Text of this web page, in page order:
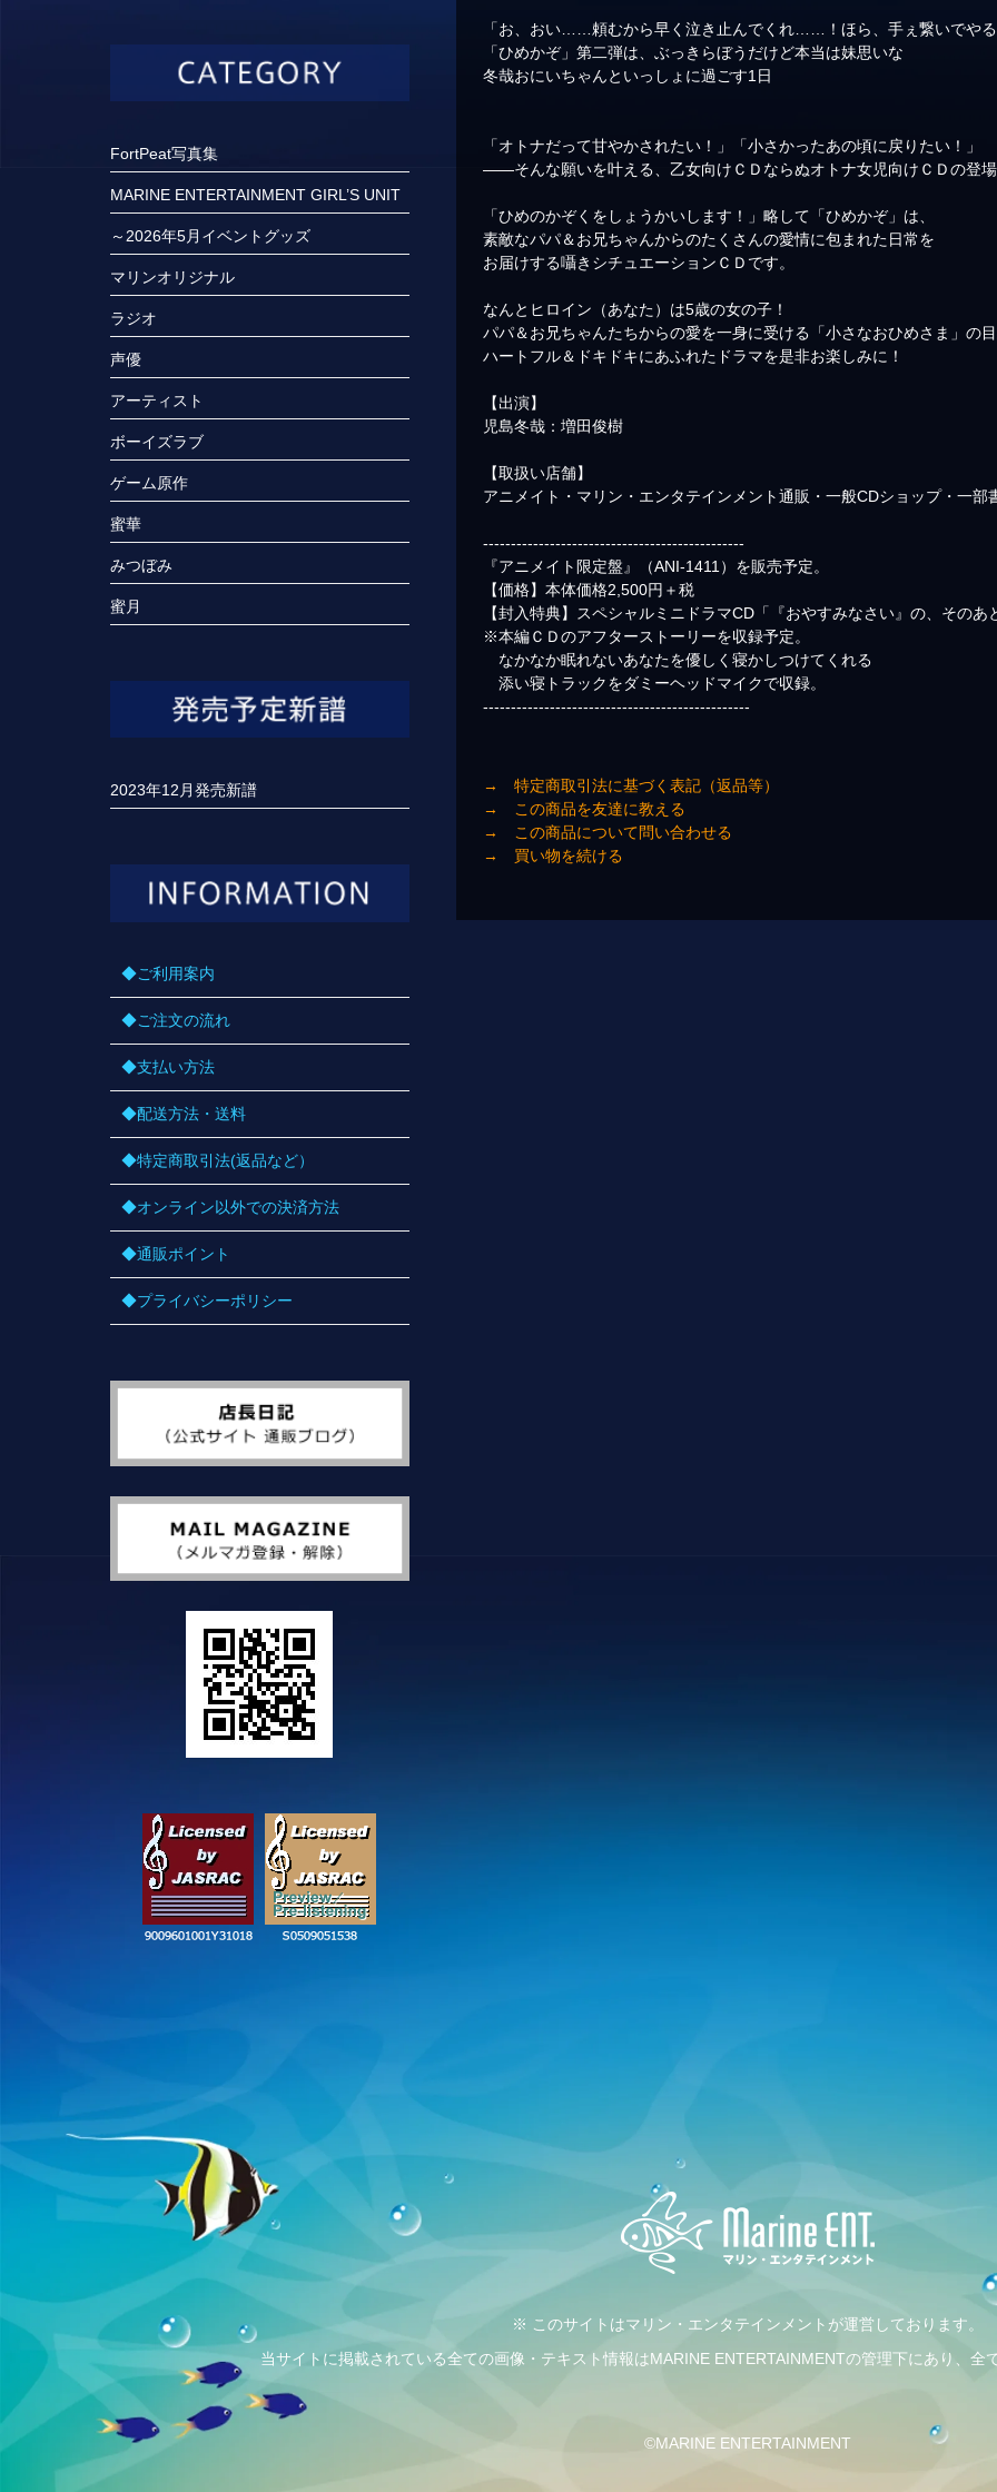
「お、おい……頼むから早く泣き止んでくれ……！ほら、手ぇ繋いでやる
「ひめかぞ」第二弾は、ぶっきらぼうだけど本当は妹思いな
冬哉おにいちゃんといっしょに過ごす1日
「オトナだって甘やかされたい！」「小さかったあの頃に戻りたい！」
――そんな願いを叶える、乙女向けＣＤならぬオトナ女児向けＣＤの登場
「ひめのかぞくをしょうかいします！」略して「ひめかぞ」は、
素敵なパパ＆お兄ちゃんからのたくさんの愛情に包まれた日常を
お届けする囁きシチュエーションＣＤです。
なんとヒロイン（あなた）は5歳の女の子！
パパ＆お兄ちゃんたちからの愛を一身に受ける「小さなおひめさま」の目
ハートフル＆ドキドキにあふれたドラマを是非お楽しみに！
【出演】
児島冬哉：増田俊樹
【取扱い店舗】
アニメイト・マリン・エンタテインメント通販・一般CDショップ・一部
-----------------------------------------------
『アニメイト限定盤』（ANI-1411）を販売予定。
【価格】本体価格2,500円＋税
【封入特典】スペシャルミニドラマCD「『おやすみなさい』の、そのあ
※本編ＣＤのアフターストーリーを収録予定。
なかなか眠れないあなたを優しく寝かしつけてくれる
添い寝トラックをダミーヘッドマイクで収録。
------------------------------------------------
→ 特定商取引法に基づく表記（返品等）
→ この商品を友達に教える
→ この商品について問い合わせる
→ 買い物を続ける
FortPeat写真集
MARINE ENTERTAINMENT GIRL’S UNIT
～2026年5月イベントグッズ
マリンオリジナル
ラジオ
声優
アーティスト
ボーイズラブ
ゲーム原作
蜜華
みつぼみ
蜜月
2023年12月発売新譜
◆ご利用案内
◆ご注文の流れ
◆支払い方法
◆配送方法・送料
◆特定商取引法(返品など）
◆オンライン以外での決済方法
◆通販ポイント
◆プライバシーポリシー
※ このサイトはマリン・エンタテインメントが運営しております。
当サイトに掲載されている全ての画像・テキスト情報はMARINE ENTERTAINMENTの管理下にあり、全
©MARINE ENTERTAINMENT